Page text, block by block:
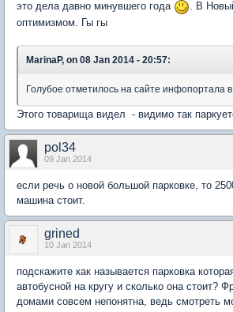
это дела давно минувшего года
. В
оптимизмом. Гы гы
MarinaP, on 08 Jan 2014 - 20:57:
Голубое отметилось на сайте инфопортала в
Этого товарища видел - видимо так
pol34
09 Jan 2014
если речь о новой большой парковке, то
машина стоит.
grined
10 Jan 2014
подскажите как называется парковка
автобусной на кругу и сколько она стоит?
домами совсем непонятна, ведь смотреть